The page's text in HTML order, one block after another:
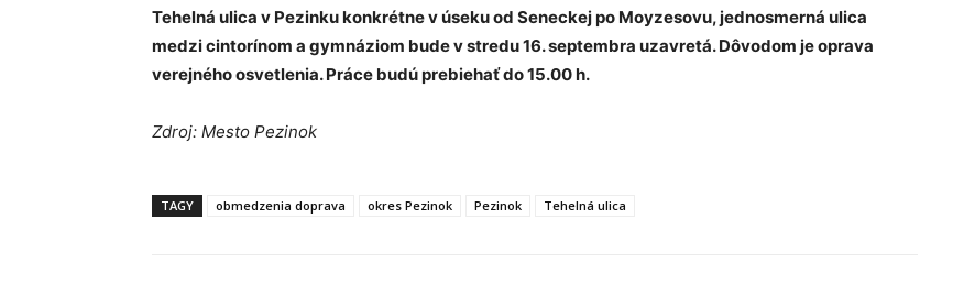
Tehelná ulica v Pezinku konkrétne v úseku od Seneckej po Moyzesovu, jednosmerná ulica
medzi cintorínom a gymnáziom bude v stredu 16. septembra uzavretá. Dôvodom je oprava
verejného osvetlenia. Práce budú prebiehať do 15.00 h.
Zdroj: Mesto Pezinok
TAGY obmedzenia doprava okres Pezinok Pezinok Tehelná ulica